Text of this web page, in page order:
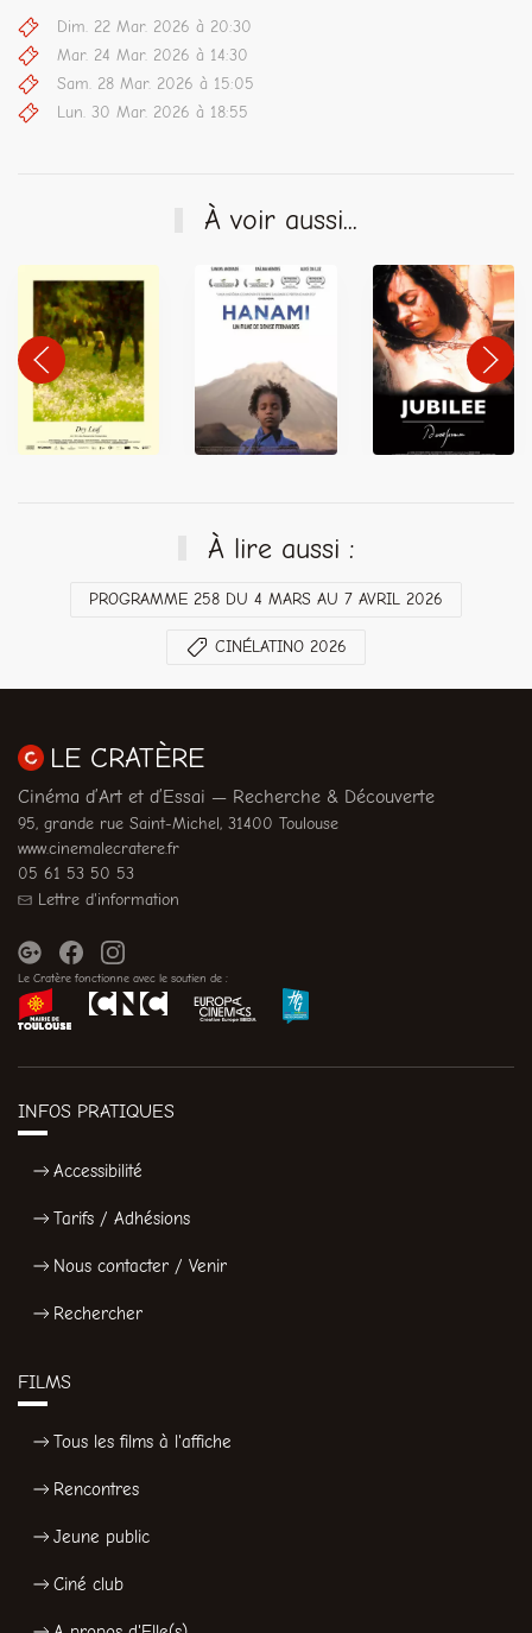
Dim. 22 Mar. 2026 à 20:30
Mar. 24 Mar. 2026 à 14:30
Sam. 28 Mar. 2026 à 15:05
Lun. 30 Mar. 2026 à 18:55
À voir aussi...
À lire aussi :
PROGRAMME 258 DU 4 MARS AU 7 AVRIL 2026
CINÉLATINO 2026
LE CRATÈRE
Cinéma d’Art et d’Essai — Recherche & Découverte
95, grande rue Saint-Michel, 31400 Toulouse
www.cinemalecratere.fr
05 61 53 50 53
Lettre d'information
Le Cratère fonctionne avec le soutien de :
INFOS PRATIQUES
Accessibilité
Tarifs / Adhésions
Nous contacter / Venir
Rechercher
FILMS
Tous les films à l'affiche
Rencontres
Jeune public
Ciné club